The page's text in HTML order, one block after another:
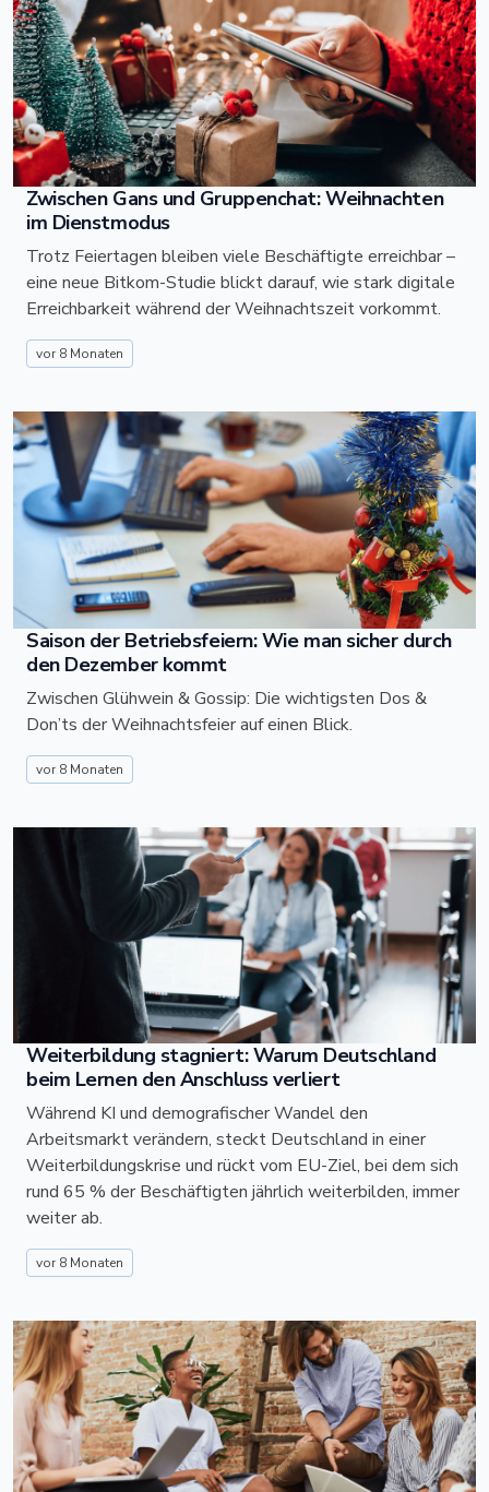
Zwischen Gans und Gruppenchat: Weihnachten
im Dienstmodus
Trotz Feiertagen bleiben viele Beschäftigte erreichbar –
eine neue Bitkom-Studie blickt darauf, wie stark digitale
Erreichbarkeit während der Weihnachtszeit vorkommt.
vor 8 Monaten
Saison der Betriebsfeiern: Wie man sicher durch
den Dezember kommt
Zwischen Glühwein & Gossip: Die wichtigsten Dos &
Don’ts der Weihnachtsfeier auf einen Blick.
vor 8 Monaten
Weiterbildung stagniert: Warum Deutschland
beim Lernen den Anschluss verliert
Während KI und demografischer Wandel den
Arbeitsmarkt verändern, steckt Deutschland in einer
Weiterbildungskrise und rückt vom EU-Ziel, bei dem sich
rund 65 % der Beschäftigten jährlich weiterbilden, immer
weiter ab.
vor 8 Monaten